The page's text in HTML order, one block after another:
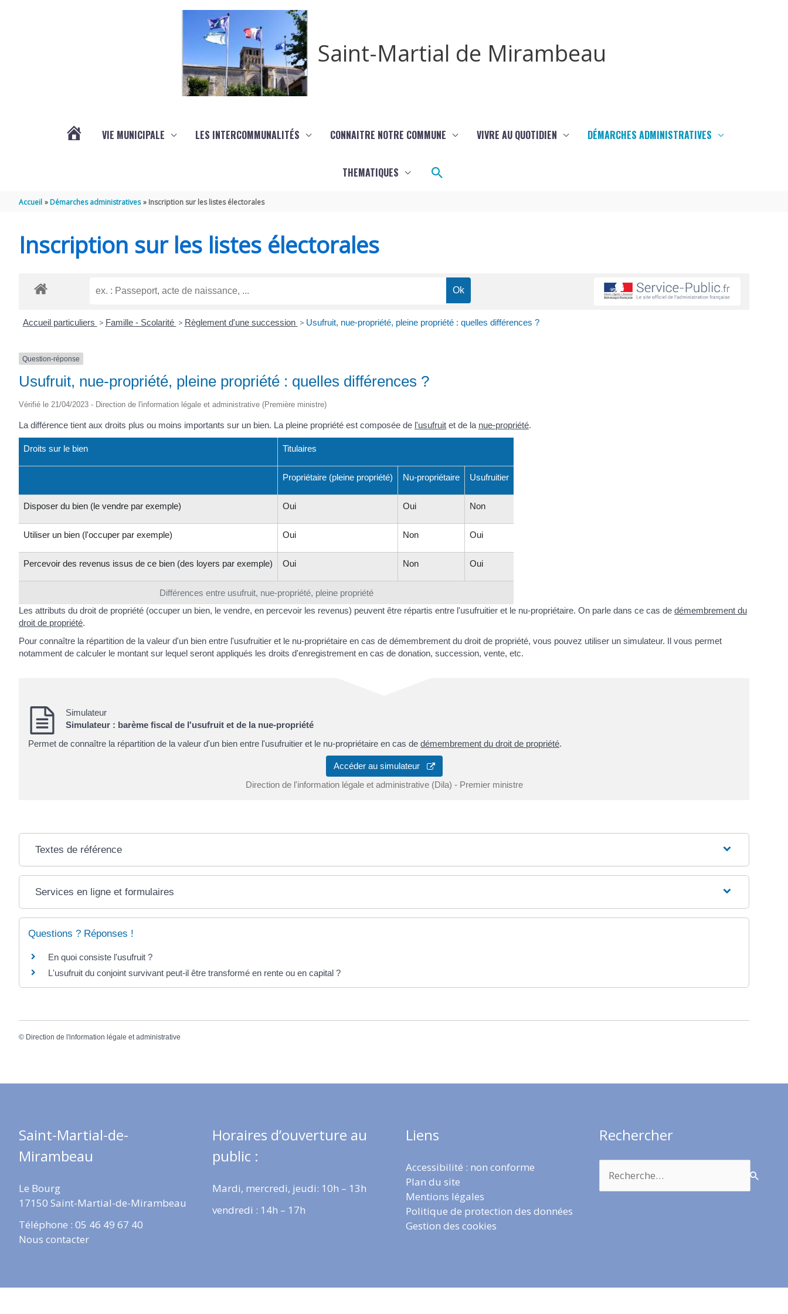
Saint-Martial de Mirambeau
VIE MUNICIPALE LES INTERCOMMUNALITÉS CONNAITRE NOTRE COMMUNE VIVRE AU QUOTIDIEN DÉMARCHES ADMINISTRATIVES
THEMATIQUES Rechercher
Accueil Démarches administratives Inscription sur les listes électorales
Inscription sur les listes électorales
Accueil particuliers > Famille - Scolarité > Règlement d'une succession > Usufruit, nue-propriété, pleine propriété : quelles différences ?
Question-réponse
Usufruit, nue-propriété, pleine propriété : quelles différences ?
Vérifié le 21/04/2023 - Direction de l'information légale et administrative (Première ministre)
La différence tient aux droits plus ou moins importants sur un bien. La pleine propriété est composée de l'usufruit et de la nue-propriété.
Différences entre usufruit, nue-propriété, pleine propriété
Droits sur le bien Titulaires
Propriétaire (pleine propriété) Nu-propriétaire Usufruitier
Disposer du bien (le vendre par exemple) Oui Oui Non
Utiliser un bien (l'occuper par exemple) Oui Non Oui
Percevoir des revenus issus de ce bien (des loyers par exemple) Oui Non Oui
Les attributs du droit de propriété (occuper un bien, le vendre, en percevoir les revenus) peuvent être répartis entre l'usufruitier et le nu-propriétaire. On parle dans ce cas de démembrement du
droit de propriété.
Pour connaître la répartition de la valeur d'un bien entre l'usufruitier et le nu-propriétaire en cas de démembrement du droit de propriété, vous pouvez utiliser un simulateur. Il vous permet
notamment de calculer le montant sur lequel seront appliqués les droits d'enregistrement en cas de donation, succession, vente, etc.
Simulateur
Simulateur : barème fiscal de l'usufruit et de la nue-propriété
Permet de connaître la répartition de la valeur d'un bien entre l'usufruitier et le nu-propriétaire en cas de démembrement du droit de propriété.
Accéder au simulateur
Direction de l'information légale et administrative (Dila) - Premier ministre
Textes de référence
Services en ligne et formulaires
Questions ? Réponses !
En quoi consiste l'usufruit ?
L'usufruit du conjoint survivant peut-il être transformé en rente ou en capital ?
© Direction de l'information légale et administrative
Saint-Martial-de-
Mirambeau
Le Bourg
17150 Saint-Martial-de-Mirambeau
Téléphone : 05 46 49 67 40
Nous contacter
Horaires d’ouverture au
public :
Mardi, mercredi, jeudi: 10h – 13h
vendredi : 14h – 17h
Liens
Accessibilité : non conforme
Plan du site
Mentions légales
Politique de protection des données
Gestion des cookies
Rechercher